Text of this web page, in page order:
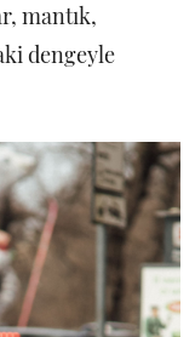
mantık,
dengeyle